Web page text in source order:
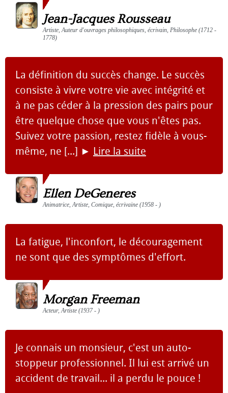
Jean-Jacques Rousseau
Artiste, Auteur d'ouvrages philosophiques, écrivain, Philosophe (1712 -
1778)
La définition du succès change. Le succès
consiste à vivre votre vie avec intégrité et
à ne pas céder à la pression des pairs pour
être quelque chose que vous n'êtes pas.
Suivez votre passion, restez fidèle à vous-
même, ne [...] ► Lire la suite
Ellen DeGeneres
Animatrice, Artiste, Comique, écrivaine (1958 - )
La fatigue, l'inconfort, le découragement
ne sont que des symptômes d'effort.
Morgan Freeman
Acteur, Artiste (1937 - )
Je connais un monsieur, c'est un auto-
stoppeur professionnel. Il lui est arrivé un
accident de travail... il a perdu le pouce !